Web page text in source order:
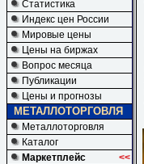
Статистика
Индекс цен России
Мировые цены
Цены на биржах
Вопрос месяца
Публикации
Цены и прогнозы
МЕТАЛЛОТОРГОВЛЯ
Металлоторговля
Каталог
Маркетплейс
<<